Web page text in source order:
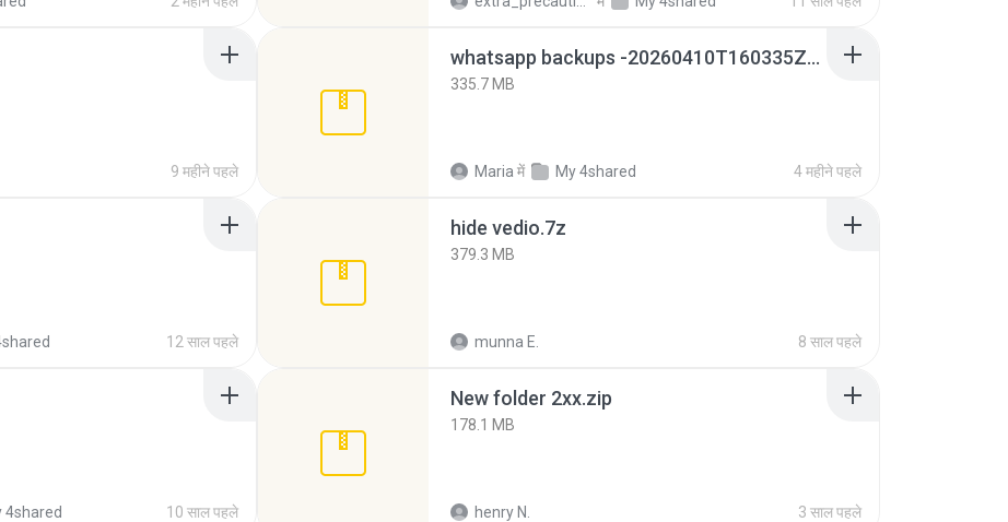
9 महीने पहले
whatsapp backups -20260410T160335Z-3-001.zip
335.7 MB
Maria में My 4shared 4 महीने पहले
12 साल पहले
hide vedio.7z
379.3 MB
munna E. 8 साल पहले
4shared 10 साल पहले
New folder 2xx.zip
178.1 MB
henry N. 3 साल पहले